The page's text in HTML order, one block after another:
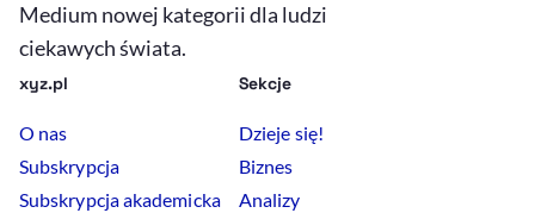
Medium nowej kategorii dla ludzi
ciekawych świata.
xyz.pl
O nas
Subskrypcja
Subskrypcja akademicka
Sekcje
Dzieje się!
Biznes
Analizy